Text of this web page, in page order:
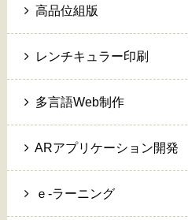
高品位組版
レンチキュラー印刷
多言語Web制作
ARアプリケーション開発
ｅ-ラーニング